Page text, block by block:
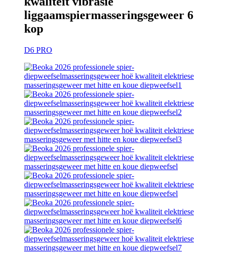
liggaamspiermasseringsgeweer 6
kop
D6 PRO